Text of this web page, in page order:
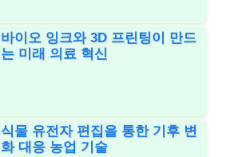
바이오 잉크와 3D 프린팅이 만드
는 미래 의료 혁신
식물 유전자 편집을 통한 기후 변
화 대응 농업 기술